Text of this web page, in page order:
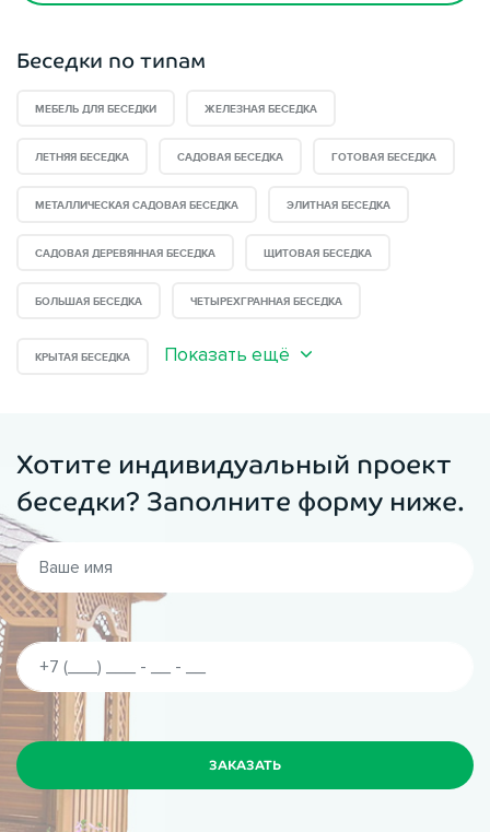
Беседки по типам
МЕБЕЛЬ ДЛЯ БЕСЕДКИ ЖЕЛЕЗНАЯ БЕСЕДКА
ЛЕТНЯЯ БЕСЕДКА САДОВАЯ БЕСЕДКА ГОТОВАЯ БЕСЕДКА
МЕТАЛЛИЧЕСКАЯ САДОВАЯ БЕСЕДКА ЭЛИТНАЯ БЕСЕДКА
САДОВАЯ ДЕРЕВЯННАЯ БЕСЕДКА ЩИТОВАЯ БЕСЕДКА
БОЛЬШАЯ БЕСЕДКА ЧЕТЫРЕХГРАННАЯ БЕСЕДКА
КРЫТАЯ БЕСЕДКА Показать ещё
Хотите индивидуальный проект
беседки? Заполните форму ниже.